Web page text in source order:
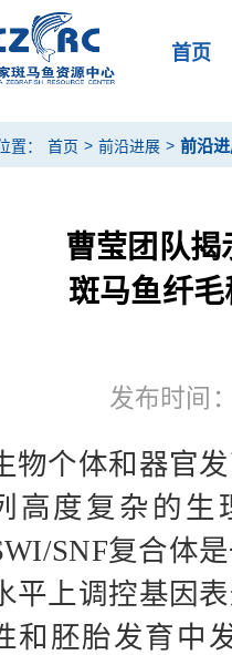
首页
置： 首页 > 前沿进展 > 前沿
曹莹团队
斑马鱼纤
发布时间
物个体和器官
高度复杂的生
SNF复合体
平上调控基因
和胚胎发育中